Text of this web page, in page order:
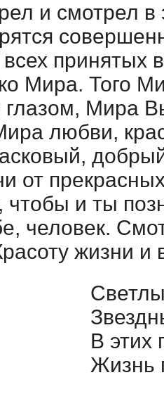
и смотрел в
всех принятых
Мира. Того
Мира
любви,
от
чтобы и ты
человек.
жизни и
В этих
Жизнь